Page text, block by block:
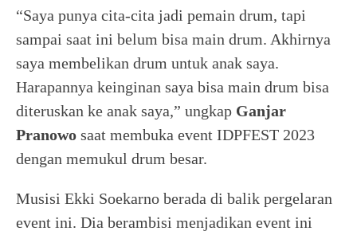
“Saya punya cita-cita jadi pemain drum, tapi
sampai saat ini belum bisa main drum. Akhirnya
saya membelikan drum untuk anak saya.
Harapannya keinginan saya bisa main drum bisa
diteruskan ke anak saya,” ungkap Ganjar
Pranowo saat membuka event IDPFEST 2023
dengan memukul drum besar.
Musisi Ekki Soekarno berada di balik pergelaran
event ini. Dia berambisi menjadikan event ini